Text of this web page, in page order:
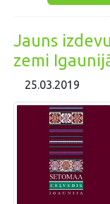
Jauns
zemi
25.03.2019